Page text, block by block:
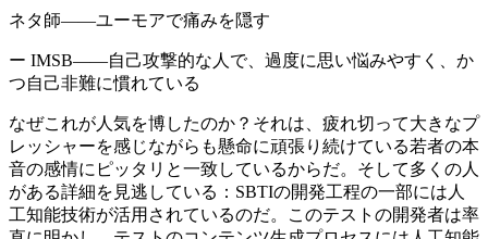
ネタ師――ユーモアで痛みを隠す
ー IMSB――自己攻撃的な人で、過度に思い悩みやすく、か
つ自己非難に慣れている
なぜこれが人気を博したのか？それは、疲れ切って大きなプ
レッシャーを感じながらも懸命に頑張り続けている若者の本
音の感情にピッタリと一致しているからだ。そして多くの人
がある詳細を見逃している：SBTIの開発工程の一部には人
工知能技術が活用されているのだ。このテストの開発者は率